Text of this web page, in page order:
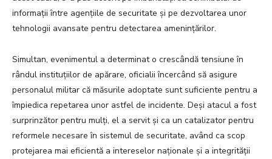
informații între agențiile de securitate și pe dezvoltarea unor
tehnologii avansate pentru detectarea amenințărilor.
Simultan, evenimentul a determinat o crescândă tensiune în
rândul instituțiilor de apărare, oficialii încercând să asigure
personalul militar că măsurile adoptate sunt suficiente pentru a
împiedica repetarea unor astfel de incidente. Deși atacul a fost
surprinzător pentru mulți, el a servit și ca un catalizator pentru
reformele necesare în sistemul de securitate, având ca scop
protejarea mai eficientă a intereselor naționale și a integrității